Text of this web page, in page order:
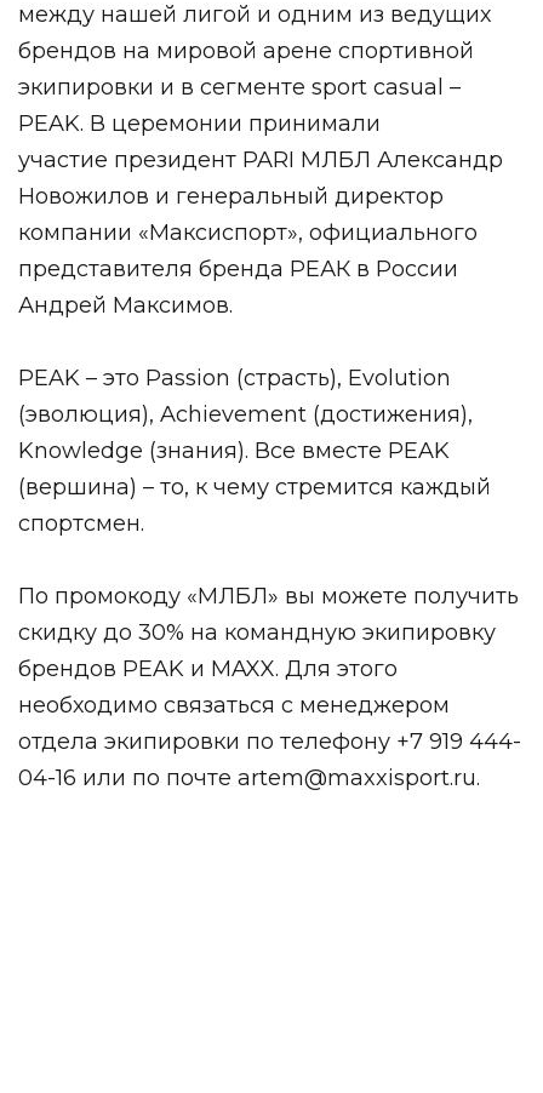
между нашей лигой и одним из ведущих
брендов на мировой арене спортивной
экипировки и в сегменте sport сasual –
PEAK. В церемонии принимали
участие президент PARI МЛБЛ Александр
Новожилов и генеральный директор
компании «Максиспорт», официального
представителя бренда РЕАК в России
Андрей Максимов.
PEAK – это Passion (страсть), Evolution
(эволюция), Achievement (достижения),
Knowledge (знания). Все вместе PEAK
(вершина) – то, к чему стремится каждый
спортсмен.
По промокоду «МЛБЛ» вы можете получить
скидку до 30% на командную экипировку
брендов PEAK и MAXX. Для этого
необходимо связаться с менеджером
отдела экипировки по телефону +7 919 444-
04-16 или по почте artem@maxxisport.ru.